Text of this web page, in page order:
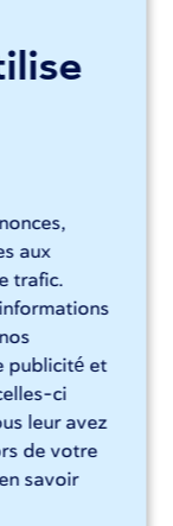
aux
trafic.
publicité et
ci
leur avez
de votre
savoir
votre